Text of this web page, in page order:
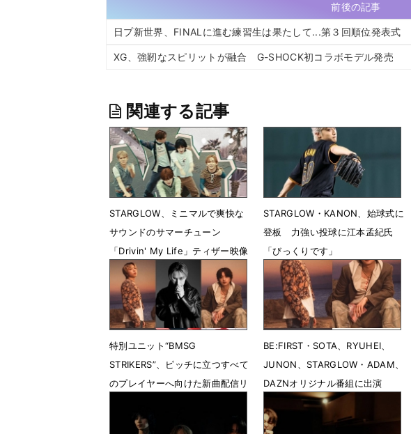
前後の記事
日プ新世界、FINALに進む練習生は果たして...第３回順位発表式
XG、強靭なスピリットが融合 G-SHOCK初コラボモデル発売
関連する記事
STARGLOW、ミニマルで爽快な
サウンドのサマーチューン
「Drivin' My Life」ティザー映像
第２弾公開 MVプレミア公開決
定
7月19日 21時01分
STARGLOW・KANON、始球式に
登板 力強い投球に江本孟紀氏
「びっくりです」
7月18日 19時07分
特別ユニット“BMSG
STRIKERS”、ピッチに立つすべて
のプレイヤーへ向けた新曲配信リ
6月24日 12時02分
BE:FIRST・SOTA、RYUHEI、
JUNON、STARGLOW・ADAM、
DAZNオリジナル番組に出演
6月10日 18時22分